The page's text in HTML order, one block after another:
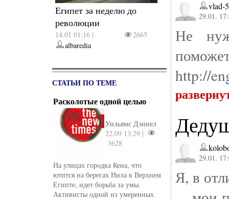
Египет за неделю до
революции
14.01 01:16 |
2665
albaredia
СТАТЬИ ПО ТЕМЕ
Расколотые одной целью
Уильямс Дэниел
22.09 13:29 |
3628
На улицах городка Кена, что
ютится на берегах Нила в Верхнем
Египте, идет борьба за умы.
Активисты одной из умеренных
vlad-
29.01.
Не
http://
29.01.
Я, в